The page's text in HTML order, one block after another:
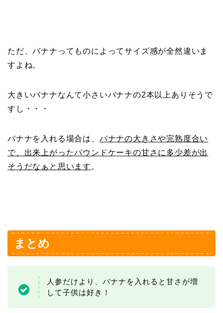
ただ、バナナってものによってサイズ感が全然違いま
すよね。
大きいバナナなんて小さいバナナの2本以上ありそうで
すし・・・
バナナを入れる場合は、 バナナの大きさや完熟度合い
で、出来上がったパウンドケーキの甘さに多少差が出
そうだなぁと思います 。
まとめ
人参だけより、バナナを入れると甘さが増
して子供は好き！